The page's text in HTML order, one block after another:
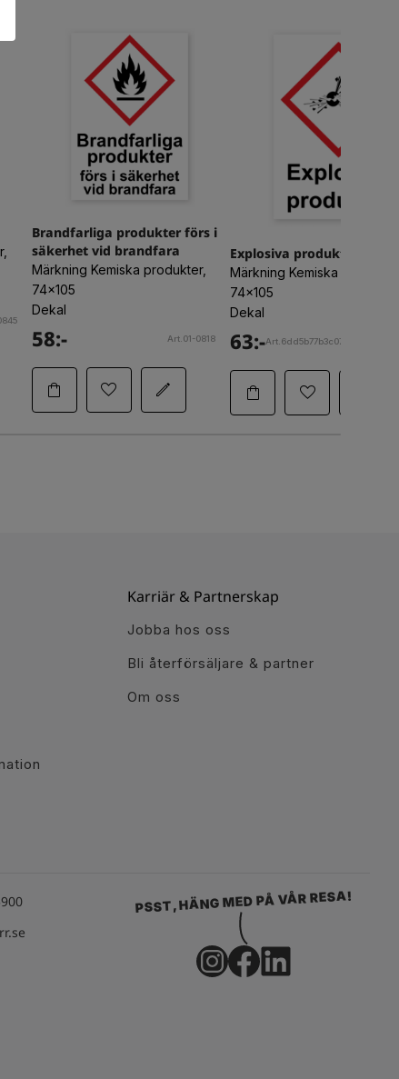
Brandfarliga produkter förs i
säkerhet vid brandfara
Märkning Kemiska produkter,
74x105
Dekal
58:- Art.01-0818
Explosiva produkter
Märkning Kemiska
74x105
Dekal
63:-
Karriär & Partnerskap
Jobba hos oss
Bli återförsäljare & partner
Om oss
PSST, HÄNG MED PÅ VÅR RESA!